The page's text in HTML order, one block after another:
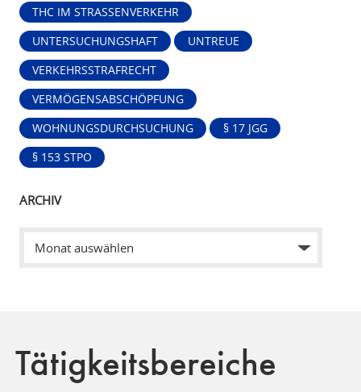
THC IM STRASSENVERKEHR
UNTERSUCHUNGSHAFT UNTREUE
VERKEHRSSTRAFRECHT
VERMÖGENSABSCHÖPFUNG
WOHNUNGSDURCHSUCHUNG § 17 JGG
§ 153 STPO
ARCHIV
Tätigkeitsbereiche